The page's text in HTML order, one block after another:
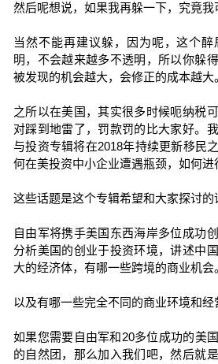
然后呢想说，如果我再躲一下，究竟我
当然不能再建议躲，因为呢，这个
明，不会越来越多不透明，所以你躲
被发现的机会越大，会修正的成本越大
之所以在美国，其实很多时候呃纳税
对踩到地雷了，罚款罚的比大家好。
与投资专辑将在2018年持续更新移民
何在美投资中小企业遭遇瓶颈，如何进
这些话题是这个专辑希望和大家探讨的
自由军将携手美国东西海岸多位成功
分析美国的创业于投资环境，讲述中
大的经济体，有哪一些跨境的商业机会
以及有哪一些完全不同的商业环境和经
如果您需要自由军和20多位成功的美
的自然团，那么加入我们吧，然后就